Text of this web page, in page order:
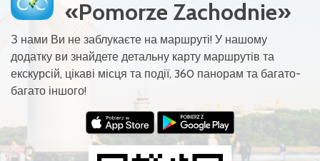
«Pomorze Zachodnie»
З нами Ви не заблукаєте на маршруті! У нашому
додатку ви знайдете детальну карту маршрутів та
екскурсій, цікаві місця та події, 360 панорам та багато-
багато іншого!